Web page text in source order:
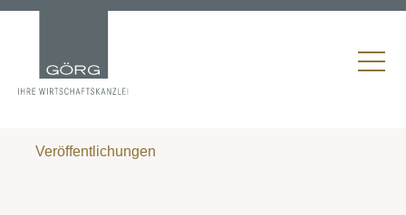
Veröffentlichungen